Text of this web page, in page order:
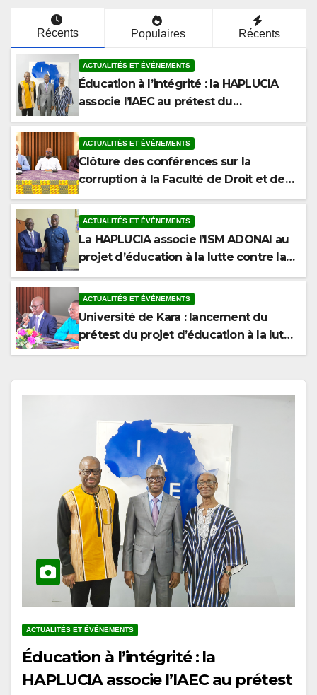
Récents Populaires Récents
ACTUALITÉS ET ÉVÉNEMENTS
Éducation à l’intégrité : la HAPLUCIA
associe l’IAEC au prétest du
programme anticorruption
ACTUALITÉS ET ÉVÉNEMENTS
Clôture des conférences sur la
corruption à la Faculté de Droit et des
Sciences Politiques de l’Université de
Kara
ACTUALITÉS ET ÉVÉNEMENTS
La HAPLUCIA associe l’ISM ADONAI au
projet d’éducation à la lutte contre la
corruption
ACTUALITÉS ET ÉVÉNEMENTS
Université de Kara : lancement du
prétest du projet d’éducation à la lutte
contre la corruption
Éducation à l’intégrité : la
HAPLUCIA associe l’IAEC au prétest
du programme anticorruption